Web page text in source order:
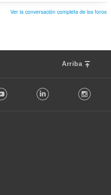
Ver la conversación completa de los foros
Arriba
Youtube LinkedIn